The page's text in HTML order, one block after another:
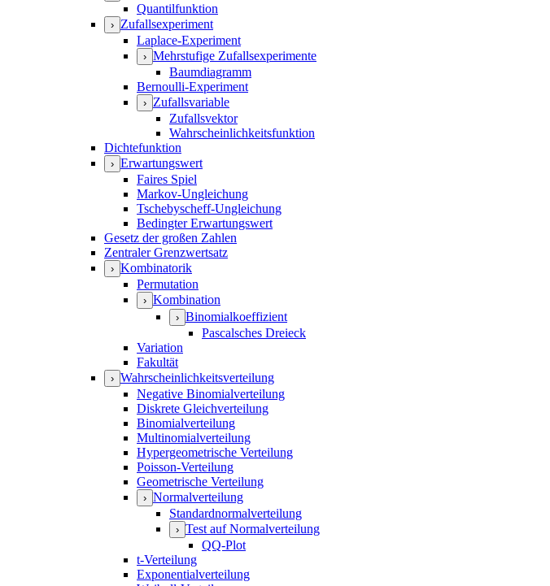
Quantilfunktion
› Zufallsexperiment
Laplace-Experiment
› Mehrstufige Zufallsexperimente
Baumdiagramm
Bernoulli-Experiment
› Zufallsvariable
Zufallsvektor
Wahrscheinlichkeitsfunktion
Dichtefunktion
› Erwartungswert
Faires Spiel
Markov-Ungleichung
Tschebyscheff-Ungleichung
Bedingter Erwartungswert
Gesetz der großen Zahlen
Zentraler Grenzwertsatz
› Kombinatorik
Permutation
› Kombination
› Binomialkoeffizient
Pascalsches Dreieck
Variation
Fakultät
› Wahrscheinlichkeitsverteilung
Negative Binomialverteilung
Diskrete Gleichverteilung
Binomialverteilung
Multinomialverteilung
Hypergeometrische Verteilung
Poisson-Verteilung
Geometrische Verteilung
› Normalverteilung
Standardnormalverteilung
› Test auf Normalverteilung
QQ-Plot
t-Verteilung
Exponentialverteilung